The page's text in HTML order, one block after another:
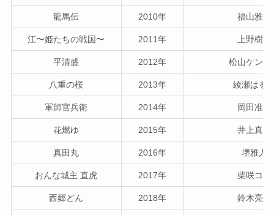
龍馬伝 2010年 福山雅治
江〜姫たちの戦国〜 2011年 上野樹里
平清盛 2012年 松山ケンイ
八重の桜 2013年 綾瀬はる
軍師官兵衛 2014年 岡田准一
花燃ゆ 2015年 井上真央
真田丸 2016年 堺雅人
おんな城主 直虎 2017年 柴咲コウ
西郷どん 2018年 鈴木亮平